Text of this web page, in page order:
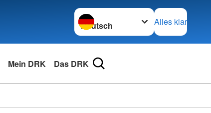
Sprache wechseln zu
Alles klar
Mein DRK Das DRK